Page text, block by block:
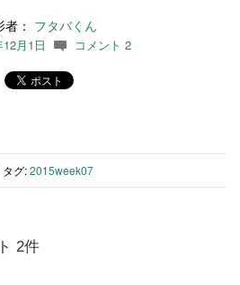
： フタバくん
月1日 c コメント 2
タグ:2015week07
2件